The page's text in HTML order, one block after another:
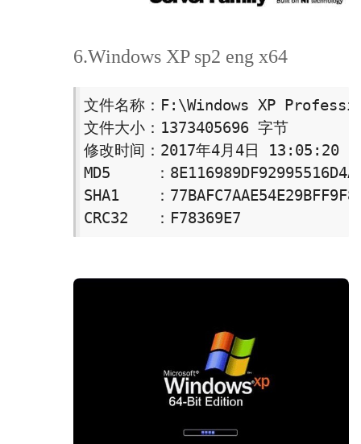
6.Windows XP sp2 eng x64
文件名称：F:\Windows XP
文件大小：1373405696 字节
修改时间：2017年4月4日 13:05:20
MD5     ：
SHA1    ：
CRC32   ：F78369E7